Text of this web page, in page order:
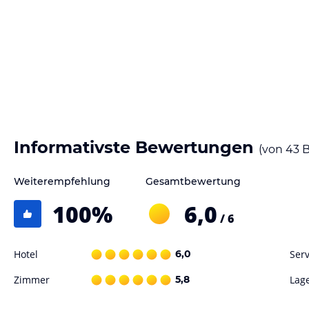
Informativste Bewertungen (von 43
Weiterempfehlung
100%
Gesamtbewertung
6,0 / 6
Hotel 6,0
Zimmer
5,8